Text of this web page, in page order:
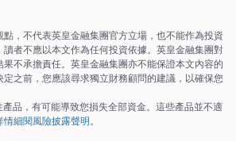
，不代表英皇金融集團官方立場，也不能作為投資
者不應以本文作為任何投資依據。英皇金融集團對
不承擔責任。英皇金融集團亦不能保證本文內容的
之前，您應該尋求獨立財務顧問的建議，以確保您
品，有可能導致您損失全部資金。這些產品並不適
情細閱風險披露聲明。